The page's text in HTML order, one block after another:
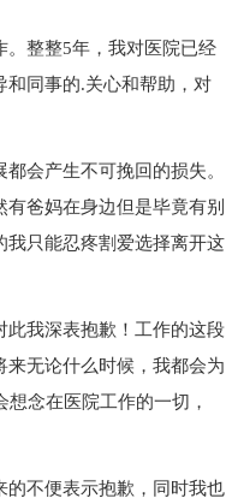
整整5年，我对医院已经
和同事的.关心和帮助，对
会产生不可挽回的损失。
爸妈在身边但是毕竟有别
只能忍疼割爱选择离开这
我深表抱歉！工作的这段
无论什么时候，我都会为
念在医院工作的一切，
不便表示抱歉，同时我也